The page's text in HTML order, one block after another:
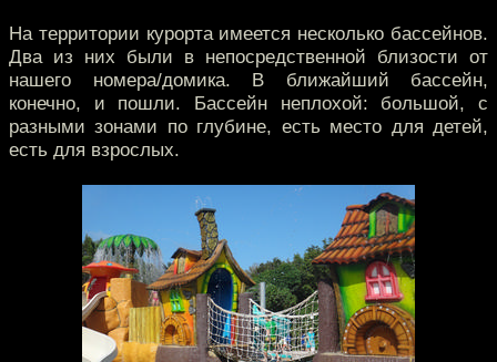
На территории курорта имеется несколько бассейнов.
Два из них были в непосредственной близости от
нашего номера/домика. В ближайший бассейн,
конечно, и пошли. Бассейн неплохой: большой, с
разными зонами по глубине, есть место для детей,
есть для взрослых.